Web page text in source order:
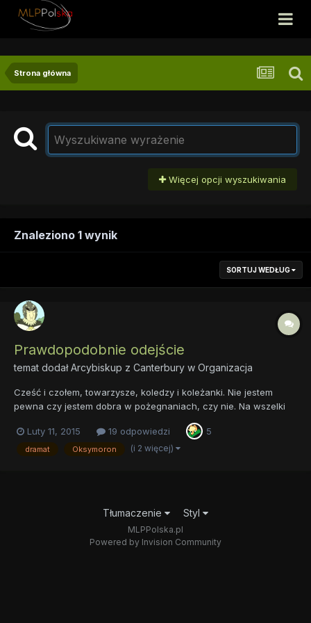
Strona główna
Więcej opcji wyszukiwania
Znaleziono 1 wynik
SORTUJ WEDŁUG
Prawdopodobnie odejście
temat dodałArcybiskup z Canterbury w Organizacja
Cześć i czołem, towarzysze, koledzy i koleżanki. Nie jestem
pewna czy jestem dobra w pożegnaniach, czy nie. Na wszelki
za odpierdolenie najgorszego dramatu w dziejach forum. Jest to
w zasadzie temat dla ludzi, którzy byli mi bliscy, z k...
Luty 11, 2015 19 odpowiedzi 5
dramat Oksymoron (i 2 więcej)
Tłumaczenie Styl
MLPPolska.pl
Powered by Invision Community